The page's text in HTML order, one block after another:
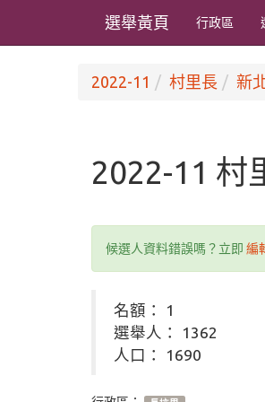
選舉黃頁 行政區
2022-11 村里長 新
2022-11 村
候選人資料錯誤嗎？立即 編
名額： 1
選舉人： 1362
人口： 1690